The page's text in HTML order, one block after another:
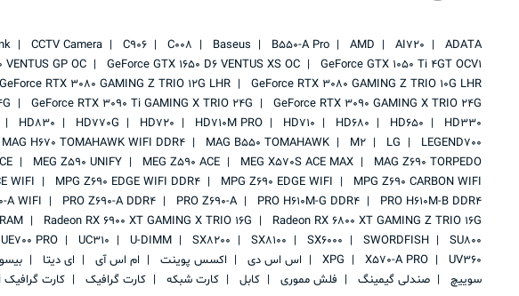
ADATA
AI720
AMD
B550-A Pro
Baseus
C008
C906
CCTV Camera
GeForce GTX 1050 Ti 4GT OCV1
GeForce GTX 1650 D6 VENTUS XS OC
VENTUS GP OC
GeForce RTX 3080 GAMING Z TRIO 10G LHR
GeForce RTX 3080 GAMING Z TRIO 12G LHR
GeForce RTX 3090 GAMING X TRIO 24G
GeForce RTX 3090 Ti GAMING X TRIO 24G
HD330
HD650
HD680
HD710
HD710M PRO
HD720
HD770G
HD830
LEGEND700
LG
M2
MAG B550 TOMAHAWK
MAG H670 TOMAHAWK WIFI DDR4
MAG Z690 TORPEDO
MEG X570S ACE MAX
MEG Z590 ACE
MEG Z590 UNIFY
MPG Z690 CARBON WIFI
MPG Z690 EDGE WIFI
MPG Z690 EDGE WIFI DDR4
WIFI
PRO H610M-B DDR4
PRO H610M-G DDR4
PRO Z690-A
PRO Z690-A DDR4
A WIFI
Radeon RX 6800 XT GAMING Z TRIO 16G
Radeon RX 6900 XT GAMING X TRIO 16G
RAM
SU800
SWORDFISH
SX6000
SX8100
SX8200
U-DIMM
UC310
UE700 PRO
UV360
X570-A PRO
XPG اس اس دی اکسس پوینت ام اس آی ای دیتا
سوییچ
صندلی گیمینگ فلش مموری کابل کارت شبکه کارت گرافیک کارت گرافیک Msi